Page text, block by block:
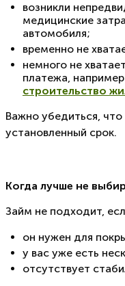
возникли
медицинские
автомобиля;
временно не
немного не
платежа,
строительство
Важно убедиться,
установленный срок.
Когда лучше не
Займ не подходит,
он нужен для
у вас уже есть
отсутствует